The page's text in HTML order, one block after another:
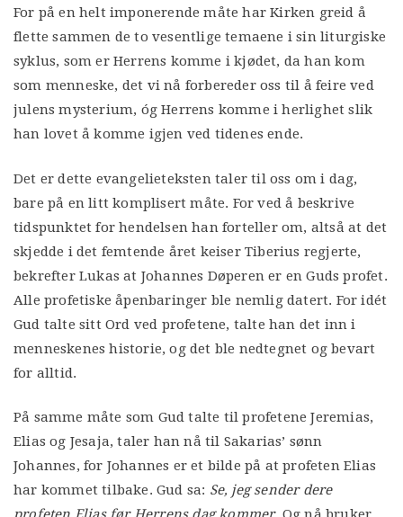
For på en helt imponerende måte har Kirken greid å
flette sammen de to vesentlige temaene i sin liturgiske
syklus, som er Herrens komme i kjødet, da han kom
som menneske, det vi nå forbereder oss til å feire ved
julens mysterium, óg Herrens komme i herlighet slik
han lovet å komme igjen ved tidenes ende.
Det er dette evangelieteksten taler til oss om i dag,
bare på en litt komplisert måte. For ved å beskrive
tidspunktet for hendelsen han forteller om, altså at det
skjedde i det femtende året keiser Tiberius regjerte,
bekrefter Lukas at Johannes Døperen er en Guds profet.
Alle profetiske åpenbaringer ble nemlig datert. For idét
Gud talte sitt Ord ved profetene, talte han det inn i
menneskenes historie, og det ble nedtegnet og bevart
for alltid.
På samme måte som Gud talte til profetene Jeremias,
Elias og Jesaja, taler han nå til Sakarias’ sønn
Johannes, for Johannes er et bilde på at profeten Elias
har kommet tilbake. Gud sa: Se, jeg sender dere